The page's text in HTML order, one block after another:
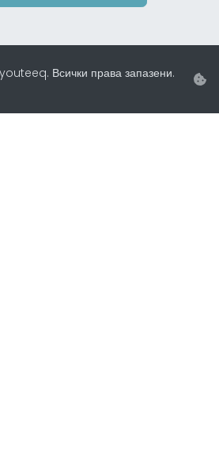
Всички права запазени.